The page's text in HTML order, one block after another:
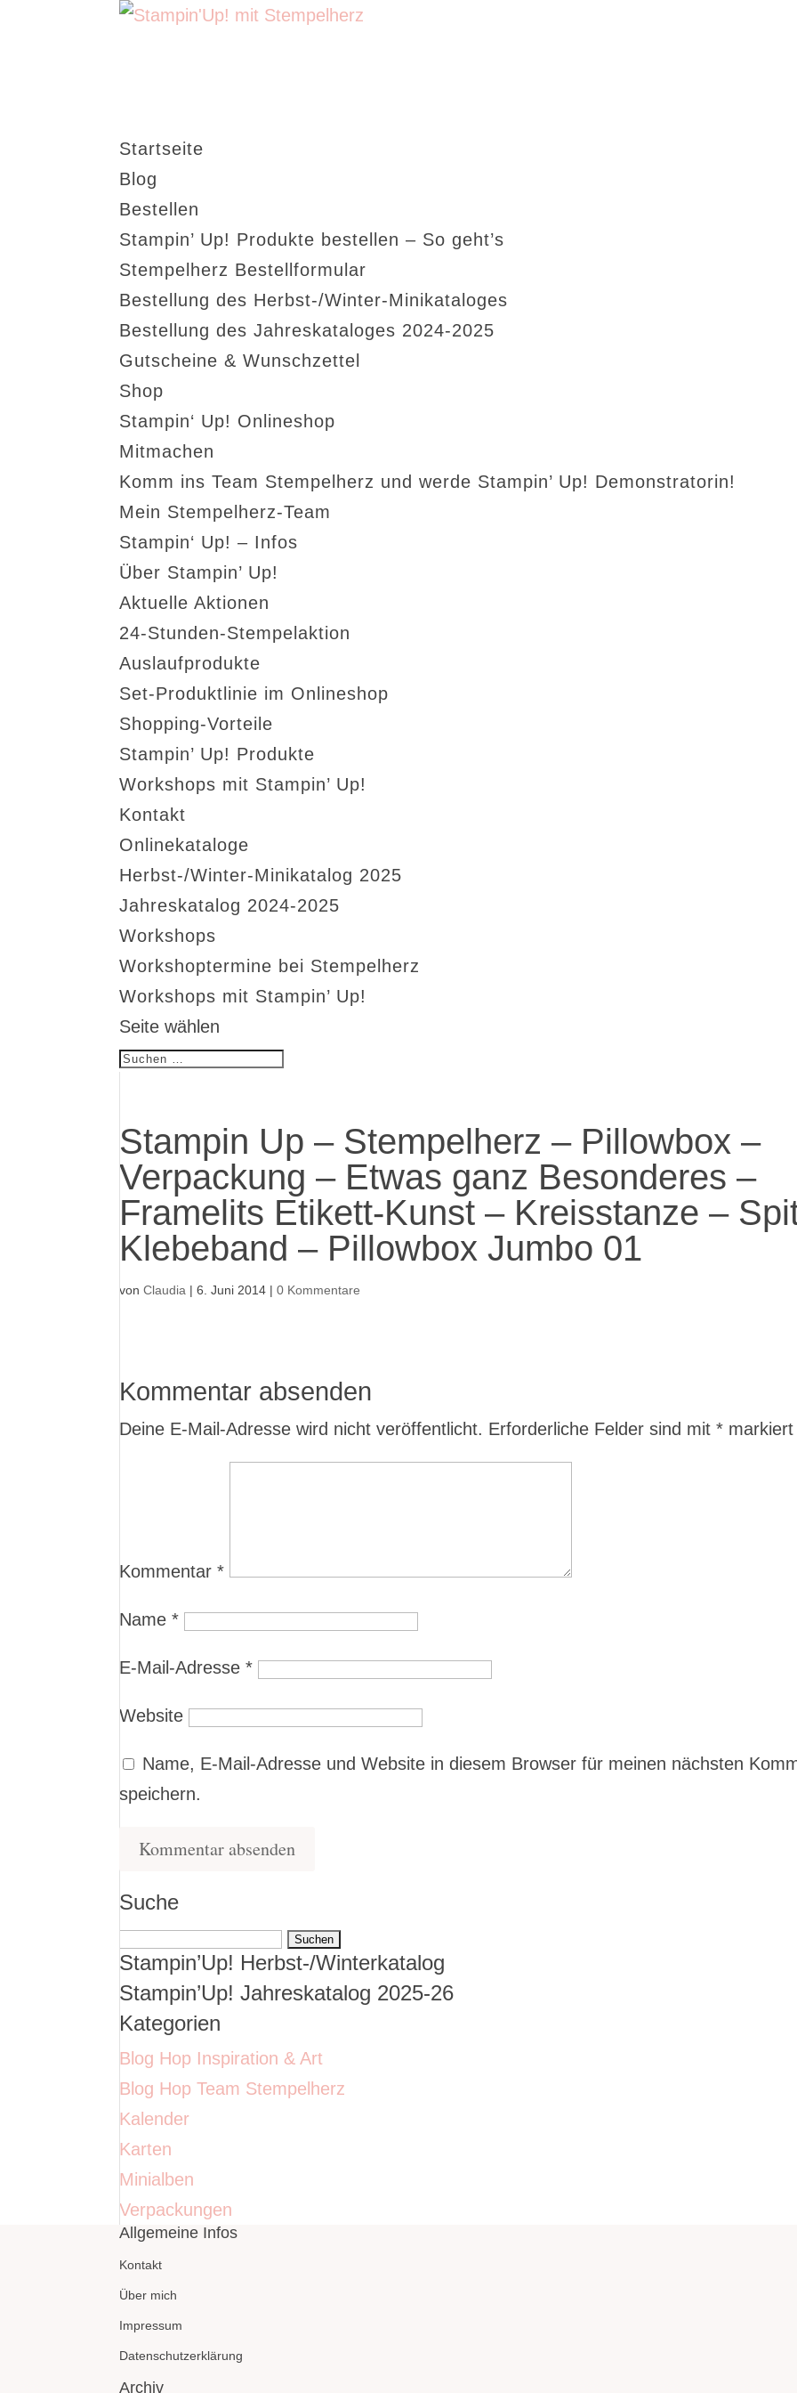
Startseite
Blog
Bestellen
Stampin’ Up! Produkte bestellen – So geht’s
Stempelherz Bestellformular
Bestellung des Herbst-/Winter-Minikataloges
Bestellung des Jahreskataloges 2024-2025
Gutscheine & Wunschzettel
Shop
Stampin‘ Up! Onlineshop
Mitmachen
Komm ins Team Stempelherz und werde Stampin’ Up! Demonstratorin!
Mein Stempelherz-Team
Stampin‘ Up! – Infos
Über Stampin’ Up!
Aktuelle Aktionen
24-Stunden-Stempelaktion
Auslaufprodukte
Set-Produktlinie im Onlineshop
Shopping-Vorteile
Stampin’ Up! Produkte
Workshops mit Stampin’ Up!
Kontakt
Onlinekataloge
Herbst-/Winter-Minikatalog 2025
Jahreskatalog 2024-2025
Workshops
Workshoptermine bei Stempelherz
Workshops mit Stampin’ Up!
Seite wählen
Stampin Up – Stempelherz – Pillowbox –
Verpackung – Etwas ganz Besonderes –
Framelits Etikett-Kunst – Kreisstanze –
Klebeband – Pillowbox Jumbo 01
vonClaudia |6. Juni 2014 |0 Kommentare
Kommentar absenden
Deine E-Mail-Adresse wird nicht veröffentlicht. Erforderliche Felder sind mit* markiert
Kommentar*
Name*
E-Mail-Adresse*
Website
Name, E-Mail-Adresse und Website in diesem Browser für meinen nächsten
speichern.
Suche
Suchen
nach:
Stampin’Up! Herbst-/Winterkatalog
Stampin’Up! Jahreskatalog 2025-26
Kategorien
Blog Hop Inspiration & Art
Blog Hop Team Stempelherz
Kalender
Karten
Minialben
Verpackungen
Allgemeine Infos
Kontakt
Über mich
Impressum
Datenschutzerklärung
Archiv